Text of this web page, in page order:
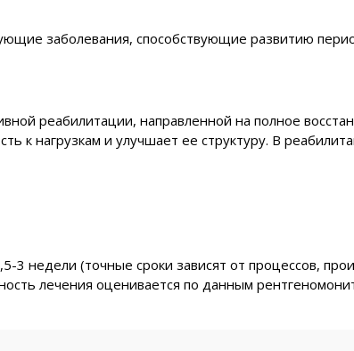
заболевания, способствующие развитию
реабилитации, направленной на полное
к нагрузкам и улучшает ее структуру. В
3 недели (точные сроки зависят от процессов,
лечения оценивается по данным